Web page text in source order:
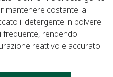
mantenere costante la
il detergente in polvere
frequente, rendendo
reattivo e accurato.